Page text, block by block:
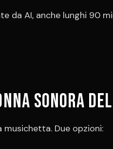
da AI, anche lunghi 90
sonora
musichetta. Due opzioni: